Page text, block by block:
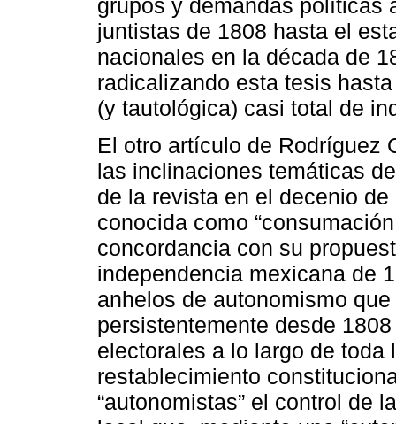
juntistas de 1808 hasta el
nacionales en la década de
radicalizando esta tesis
(y tautológica) casi total de
El otro artículo de Rodríguez
las inclinaciones temáticas
de la revista en el decenio
conocida como
concordancia con su
independencia mexicana de
anhelos de autonomismo
persistentemente desde
electorales a lo largo de
restablecimiento
“autonomistas” el control de